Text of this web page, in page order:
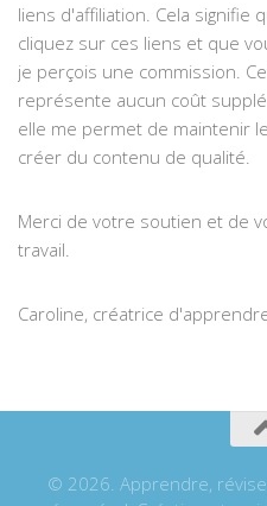
liens d'affiliation. Cela signifie
cliquez sur ces liens et que
je perçois une commission.
représente aucun coût
elle me permet de maintenir
créer du contenu de qualité.
Merci de votre soutien et de
travail.
Caroline, créatrice
© 2026. Apprendre,